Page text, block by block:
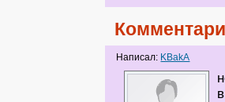
Написал: KBakA